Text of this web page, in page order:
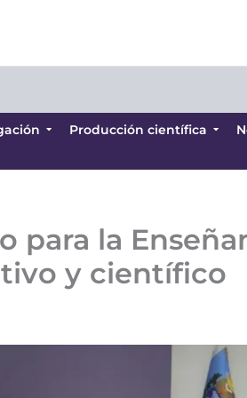
Producción científica
la
y científico